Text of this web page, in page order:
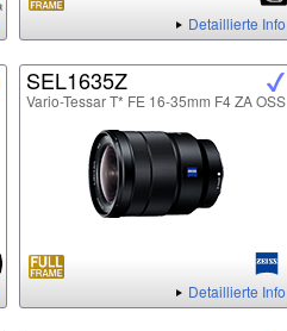
Detaillierte Info
SEL1635Z
Vario-Tessar T* FE 16-35mm F4 ZA OSS
Detaillierte Info